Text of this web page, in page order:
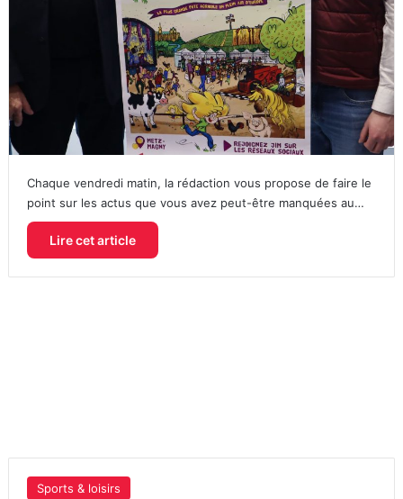
Chaque vendredi matin, la rédaction vous propose de faire le
point sur les actus que vous avez peut-être manquées au…
Lire cet article
Sports & loisirs